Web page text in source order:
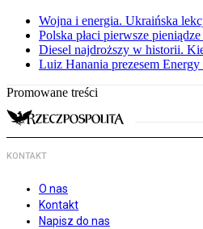
Wojna i energia. Ukraińska
Polska płaci pierwsze
Diesel najdroższy w historii.
Luiz Hanania prezesem
Promowane treści
KONTAKT
O nas
Kontakt
Napisz do nas